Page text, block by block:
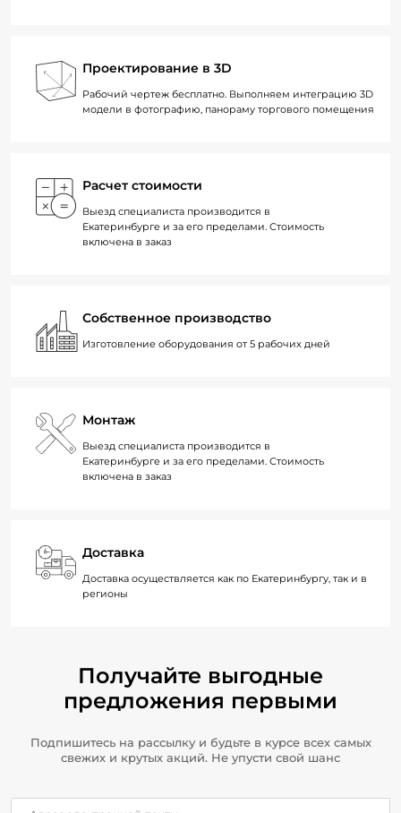
Проектирование в 3D
Рабочий чертеж бесплатно. Выполняем интеграцию 3D
модели в фотографию, панораму торгового помещения
Расчет стоимости
Выезд специалиста производится в
Екатеринбурге и за его пределами. Стоимость
включена в заказ
Собственное производство
Изготовление оборудования от 5 рабочих дней
Монтаж
Выезд специалиста производится в
Екатеринбурге и за его пределами. Стоимость
включена в заказ
Доставка
Доставка осуществляется как по Екатеринбургу, так и в
регионы
Получайте выгодные
предложения первыми
Подпишитесь на рассылку и будьте в курсе всех самых
свежих и крутых акций. Не упусти свой шанс